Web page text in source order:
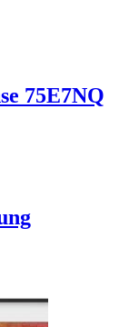
75E7NQ